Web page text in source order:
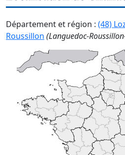
Département et région : (48)
Roussillon (Languedoc-